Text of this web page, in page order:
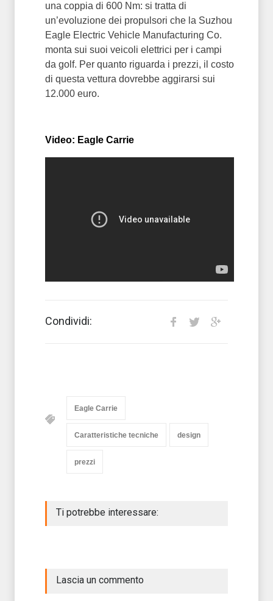
una coppia di 600 Nm: si tratta di
un’evoluzione dei propulsori che la Suzhou
Eagle Electric Vehicle Manufacturing Co.
monta sui suoi veicoli elettrici per i campi
da golf. Per quanto riguarda i prezzi, il costo
di questa vettura dovrebbe aggirarsi sui
12.000 euro.
Video: Eagle Carrie
Condividi:
Eagle Carrie
Caratteristiche tecniche design
prezzi
Ti potrebbe interessare:
Lascia un commento